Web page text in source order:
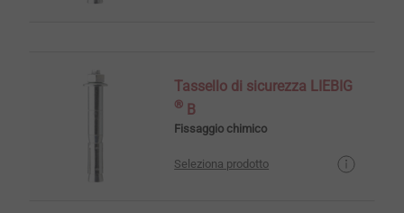
Tassello di sicurezza LIEBIG
® B
Fissaggio chimico
Seleziona prodotto